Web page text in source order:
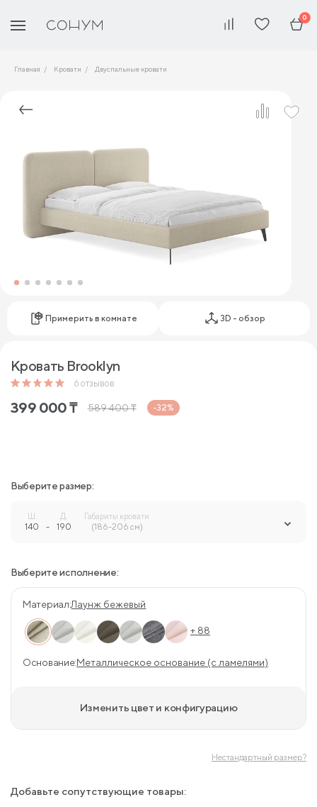
0
Главная Кровати Двуспальные кровати
Примерить в комнате 3D - обзор
Кровать Brooklyn
6 отзывов
399 000₸ 589 400₸ -32%
Выберите размер:
Ш.
140 -
Д.
190
Габариты кровати
(186-206 см)
Выберите исполнение:
Материал:Лаунж бежевый
+ 88
Основание:Металлическое основание (с ламелями)
Изменить цвет и конфигурацию
Нестандартный размер?
Добавьте сопутствующие товары: